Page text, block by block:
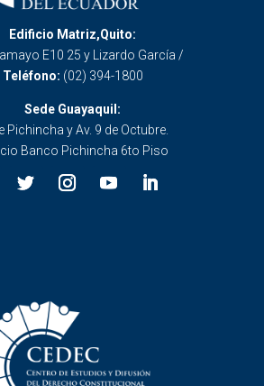
Edificio Matriz,Quito:
E10 25 y Lizardo García /
Teléfono: (02) 394-1800
Sede Guayaquil:
Pichincha y Av. 9 de Octubre.
Banco Pichincha 6to Piso